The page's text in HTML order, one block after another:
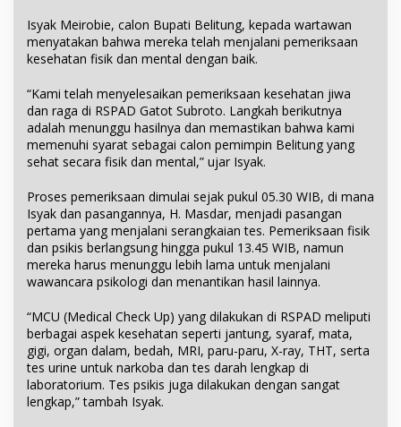
Isyak Meirobie, calon Bupati Belitung, kepada wartawan
menyatakan bahwa mereka telah menjalani pemeriksaan
kesehatan fisik dan mental dengan baik.
“Kami telah menyelesaikan pemeriksaan kesehatan jiwa
dan raga di RSPAD Gatot Subroto. Langkah berikutnya
adalah menunggu hasilnya dan memastikan bahwa kami
memenuhi syarat sebagai calon pemimpin Belitung yang
sehat secara fisik dan mental,” ujar Isyak.
Proses pemeriksaan dimulai sejak pukul 05.30 WIB, di mana
Isyak dan pasangannya, H. Masdar, menjadi pasangan
pertama yang menjalani serangkaian tes. Pemeriksaan fisik
dan psikis berlangsung hingga pukul 13.45 WIB, namun
mereka harus menunggu lebih lama untuk menjalani
wawancara psikologi dan menantikan hasil lainnya.
“MCU (Medical Check Up) yang dilakukan di RSPAD meliputi
berbagai aspek kesehatan seperti jantung, syaraf, mata,
gigi, organ dalam, bedah, MRI, paru-paru, X-ray, THT, serta
tes urine untuk narkoba dan tes darah lengkap di
laboratorium. Tes psikis juga dilakukan dengan sangat
lengkap,” tambah Isyak.